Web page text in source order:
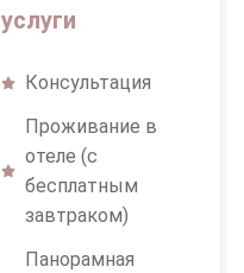
услуги
Консультация
Проживание в
отеле (с
бесплатным
завтраком)
Панорамная